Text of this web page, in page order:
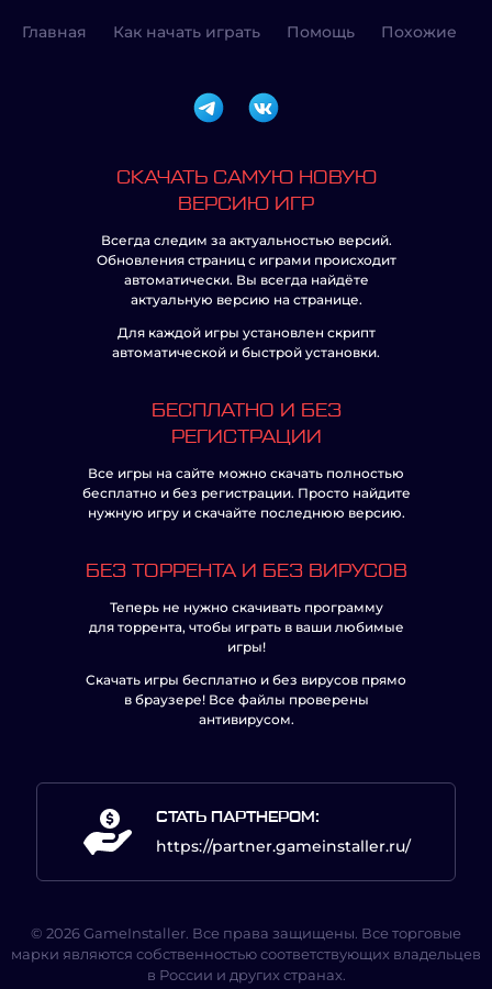
Главная Как начать играть Помощь Похожие
СКАЧАТЬ САМУЮ НОВУЮ
ВЕРСИЮ ИГР
Всегда следим за актуальностью версий.
Обновления страниц с играми происходит
автоматически. Вы всегда найдёте
актуальную версию на странице.
Для каждой игры установлен скрипт
автоматической и быстрой установки.
БЕСПЛАТНО И БЕЗ
РЕГИСТРАЦИИ
Все игры на сайте можно скачать полностью
бесплатно и без регистрации. Просто найдите
нужную игру и скачайте последнюю версию.
БЕЗ ТОРРЕНТА И БЕЗ ВИРУСОВ
Теперь не нужно скачивать программу
для торрента, чтобы играть в ваши любимые
игры!
Скачать игры бесплатно и без вирусов прямо
в браузере! Все файлы проверены
антивирусом.
СТАТЬ ПАРТНЕРОМ:
https://partner.gameinstaller.ru/
© 2026 GameInstaller. Все права защищены. Все торговые
марки являются собственностью соответствующих владельцев
в России и других странах.